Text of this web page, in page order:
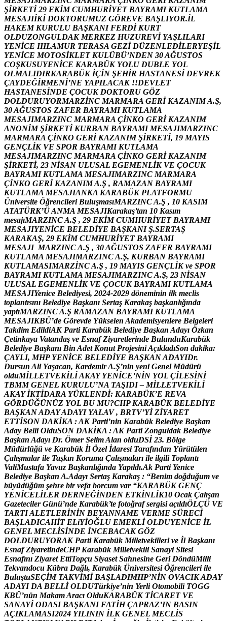
ŞİRKETİ 29 EKİM CUMHURİYET BAYRAMI KUTLAMA
MESAJIİKİ DOKTORUMUZ GÖREVE BAŞLIYOR.İL
HAKEM KURULU BAŞKANI FERDİ KURT
OLDUZONGULDAK MERKEZ HUZUREVİ YAŞLILARI
YENİCE IHLAMUR TERASA GEZİ DÜZENLEDİLERYEŞİL
YENİCE MOTOSİKLET KULÜBÜ’NDEN 30AĞUSTOS
COŞKUSUYENİCE KARABÜK YOLU DUBLE YOL
OLMALIDIRKARABÜK İÇİN ŞEHİR HASTANESİ DEVREK
ÇAYDEĞİRMENİ’NE YAPILACAK !!DEVLET
HASTANESİNDE ÇOCUK DOKTORU GÖZ
DOLDURUYORMARZİNC MARMARA GERİ KAZANIMA.Ş,
30AĞUSTOS ZAFER BAYRAMI KUTLAMA
MESAJIMARZINC MARMARA ÇİNKO GERİ KAZANIM
ANONİM ŞİRKETİ KURBAN BAYRAMI MESAJIMARZINC
MARMARA ÇİNKO GERİ KAZANIM ŞİRKETİ, 19 MAYIS
GENÇLİK VE SPOR BAYRAMI KUTLAMA
MESAJIMARZINC MARMARA ÇİNKO GERİ KAZANIM
ŞİRKETİ, 23 NİSAN ULUSAL EGEMENLİK VE ÇOCUK
BAYRAMI KUTLAMA MESAJIMARZINC MARMARA
ÇİNKO GERİ KAZANIMA.Ş , RAMAZAN BAYRAMI
KUTLAMA MESAJIANKA KARABÜK PLATFORMU
Üniversite Öğrencileri BuluşmasıMARZINCA.Ş , 10 KASIM
ATATÜRK’ÜANMA MESAJIKarakaş’tan 10 Kasım
mesajıMARZINCA.Ş , 29 EKİM CUMHURİYET BAYRAMI
MESAJIYENİCE BELEDİYE BAŞKANI Ş.SERTAŞ
KARAKAŞ, 29 EKİM CUMHURİYET BAYRAMI
MESAJI MARZINCA.Ş , 30AĞUSTOS ZAFER BAYRAMI
KUTLAMA MESAJIMARZINCA.Ş, KURBAN BAYRAMI
KUTLAMASIMARZİNCA.Ş , 19 MAYIS GENÇLİK ve SPOR
BAYRAMI KUTLAMA MESAJIMARZINCA.Ş, 23 NİSAN
ULUSAL EGEMENLİK VE ÇOCUK BAYRAMI KUTLAMA
MESAJIYenice Belediyesi, 2024-2029 döneminin ilk meclis
toplantısını Belediye Başkanı Sertaş Karakaş başkanlığında
yaptıMARZINCA.Ş RAMAZAN BAYRAMI KUTLAMA
MESAJIKBÜ’de Görevde Yükselen Akademisyenlere Belgeleri
Takdim EdildiAK Parti Karabük Belediye Başkan Adayı Özkan
Çetinkaya Vatandaş ve Esnaf Ziyaretlerinde BulunduKarabük
Belediye Başkanı Bin Adet Konut ProjesiniAçıkladıSon dakika:
ÇAYLI, MHP YENİCE BELEDİYE BAŞKANADAYIDr.
Dursun Ali Yaşacan, KardemirA.Ş’nin yeni Genel Müdürü
olduMİLLETVEKİLİAKAY YENİCE’NİN YOL ÇİLESİNİ
TBMM GENEL KURULU’NA TAŞIDI – MİLLETVEKİLİ
AKAY İKTİDARA YÜKLENDİ: KARABÜK’E REVA
GÖRDÜĞÜNÜZ YOL BU MU?CHP KARABÜK BELEDİYE
BAŞKANADAYADAYI YALAV , BRTV’Yİ ZİYARET
ETTİSON DAKİKA :AK Parti’nin Karabük Belediye Başkan
Aday Belli OlduSON DAKİKA :AK Parti Zonguldak Belediye
Başkan Adayı Dr. Ömer SelimAlan olduDSİ 23. Bölge
Müdürlüğü ve Karabük İl Özel İdaresi Tarafından Yürütülen
Çalışmalar ile Taşkın Koruma Çalışmaları ile ilgili Toplantı
ValiMustafa Yavuz Başkanlığında Yapıldı.Ak Parti Yenice
Belediye Başkan A.Adayı Sertaş Karakaş : “Benim doğduğum ve
büyüdüğüm şehre bir vefa borcum var “KARABÜK GENÇ
YENİCELİLER DERNEĞİNDEN ETKİNLİK10 Ocak Çalışan
Gazeteciler Günü’nde Karabük’te fotoğraf sergisi açıldıÖLÇÜ VE
TARTIALETLERİNİN BEYANNAME VERME SÜRECİ
BAŞLADICAHİT ELiYİOĞLU EMEKLİ OLDUYENİCE İL
GENEL MECLİSİNDE İNCEBACAK GÖZ
DOLDURUYORAK Parti Karabük Milletvekilleri ve İl Başkanı
Esnaf ZiyaretindeCHP Karabük Milletvekili Sanayi Sitesi
Esnafını Ziyaret EttiTopçu Siyaset Sahnesine Geri DöndüMilli
Tekvandocu Kübra Dağlı, Karabük Üniversitesi Öğrencileri ile
BuluştuSEÇİM TAKVİMİ BAŞLADIMHP’NİN OVACIKADAY
ADAYI DA BELLİ OLDUTürkiye’nin Yerli Otomobili TOGG
KBÜ’nün MakamAracı OlduKARABÜK TİCARET VE
SANAYİ ODASI BAŞKANI FATİH ÇAPRAZ’IN BASIN
AÇIKLAMASI2024 YILININ İLK GENEL MECLİS